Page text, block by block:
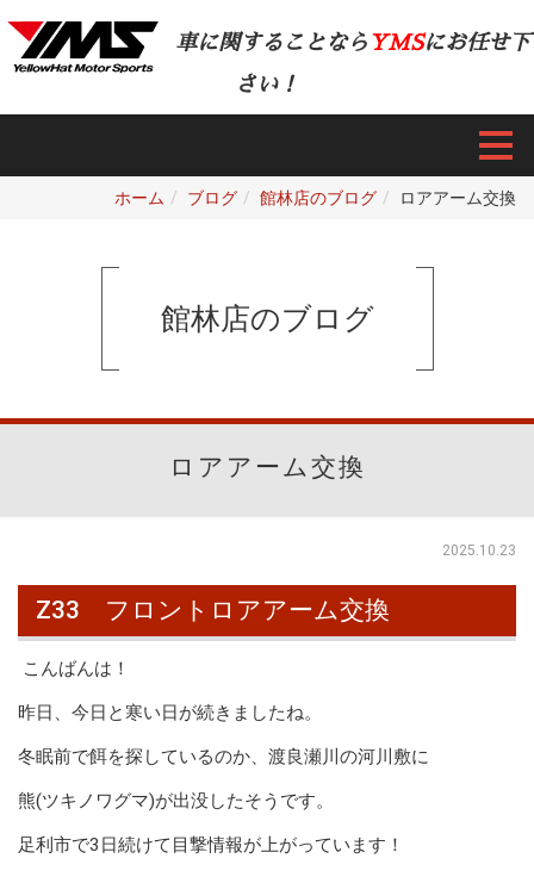
車に関することなら YMSにお任せ下
さい！
ホーム ブログ 館林店のブログ ロアアーム交換
館林店のブログ
ロアアーム交換
2025.10.23
Z33 フロントロアアーム交換
こんばんは！
昨日、今日と寒い日が続きましたね。
冬眠前で餌を探しているのか、渡良瀬川の河川敷に
熊(ツキノワグマ)が出没したそうです。
足利市で3日続けて目撃情報が上がっています！